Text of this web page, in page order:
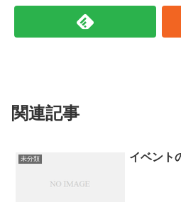
関連記事
未分類 イベント